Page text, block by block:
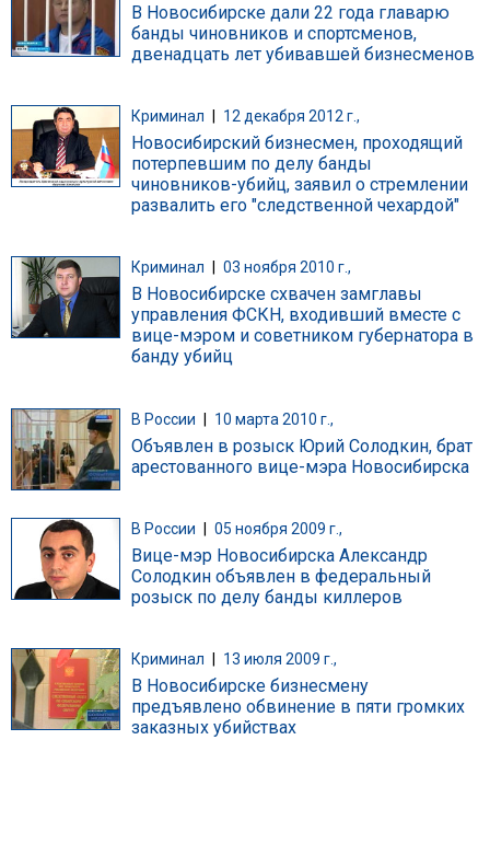
В Новосибирске дали 22 года главарю
банды чиновников и спортсменов,
двенадцать лет убивавшей бизнесменов
Криминал 12 декабря 2012 г.,
Новосибирский бизнесмен, проходящий
потерпевшим по делу банды
чиновников-убийц, заявил о стремлении
развалить его "следственной чехардой"
Криминал 03 ноября 2010 г.,
В Новосибирске схвачен замглавы
управления ФСКН, входивший вместе с
вице-мэром и советником губернатора в
банду убийц
В России | 10 марта 2010 г.,
Объявлен в розыск Юрий Солодкин, брат
арестованного вице-мэра Новосибирска
В России 05 ноября 2009 г.,
Вице-мэр Новосибирска Александр
Солодкин объявлен в федеральный
розыск по делу банды киллеров
Криминал 13 июля 2009 г.,
В Новосибирске бизнесмену
предъявлено обвинение в пяти громких
заказных убийствах